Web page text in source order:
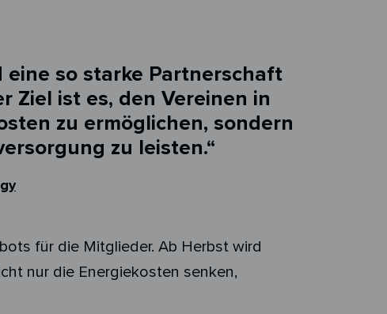
eine so starke Partnerschaft
Ziel ist es, den Vereinen in
zu ermöglichen, sondern
zu leisten.“
für die Mitglieder. Ab Herbst wird
nur die Energiekosten senken,